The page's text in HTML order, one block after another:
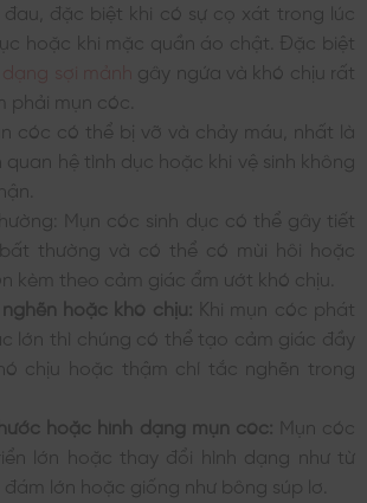
đau, đặc biệt khi có sự cọ xát trong lúc
hoặc khi mặc quần áo chật. Đặc biệt
gây ngứa và khó chịu rất
phải mụn cóc.
cóc có thể bị vỡ và chảy máu, nhất là
hệ tình dục hoặc khi vệ sinh không
Mụn cóc sinh dục có thể gây tiết
thường và có thể có mùi hôi hoặc
kèm theo cảm giác ẩm ướt khó chịu.
hoặc khó chịu: Khi mụn cóc phát
lớn thì chúng có thể tạo cảm giác đầy
chịu hoặc thậm chí tắc nghẽn trong
hoặc hình dạng mụn cóc: Mụn cóc
lớn hoặc thay đổi hình dạng như từ
lớn hoặc giống như bông súp lơ.